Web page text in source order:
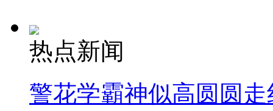
热点新闻
警花学霸神似高圆圆走